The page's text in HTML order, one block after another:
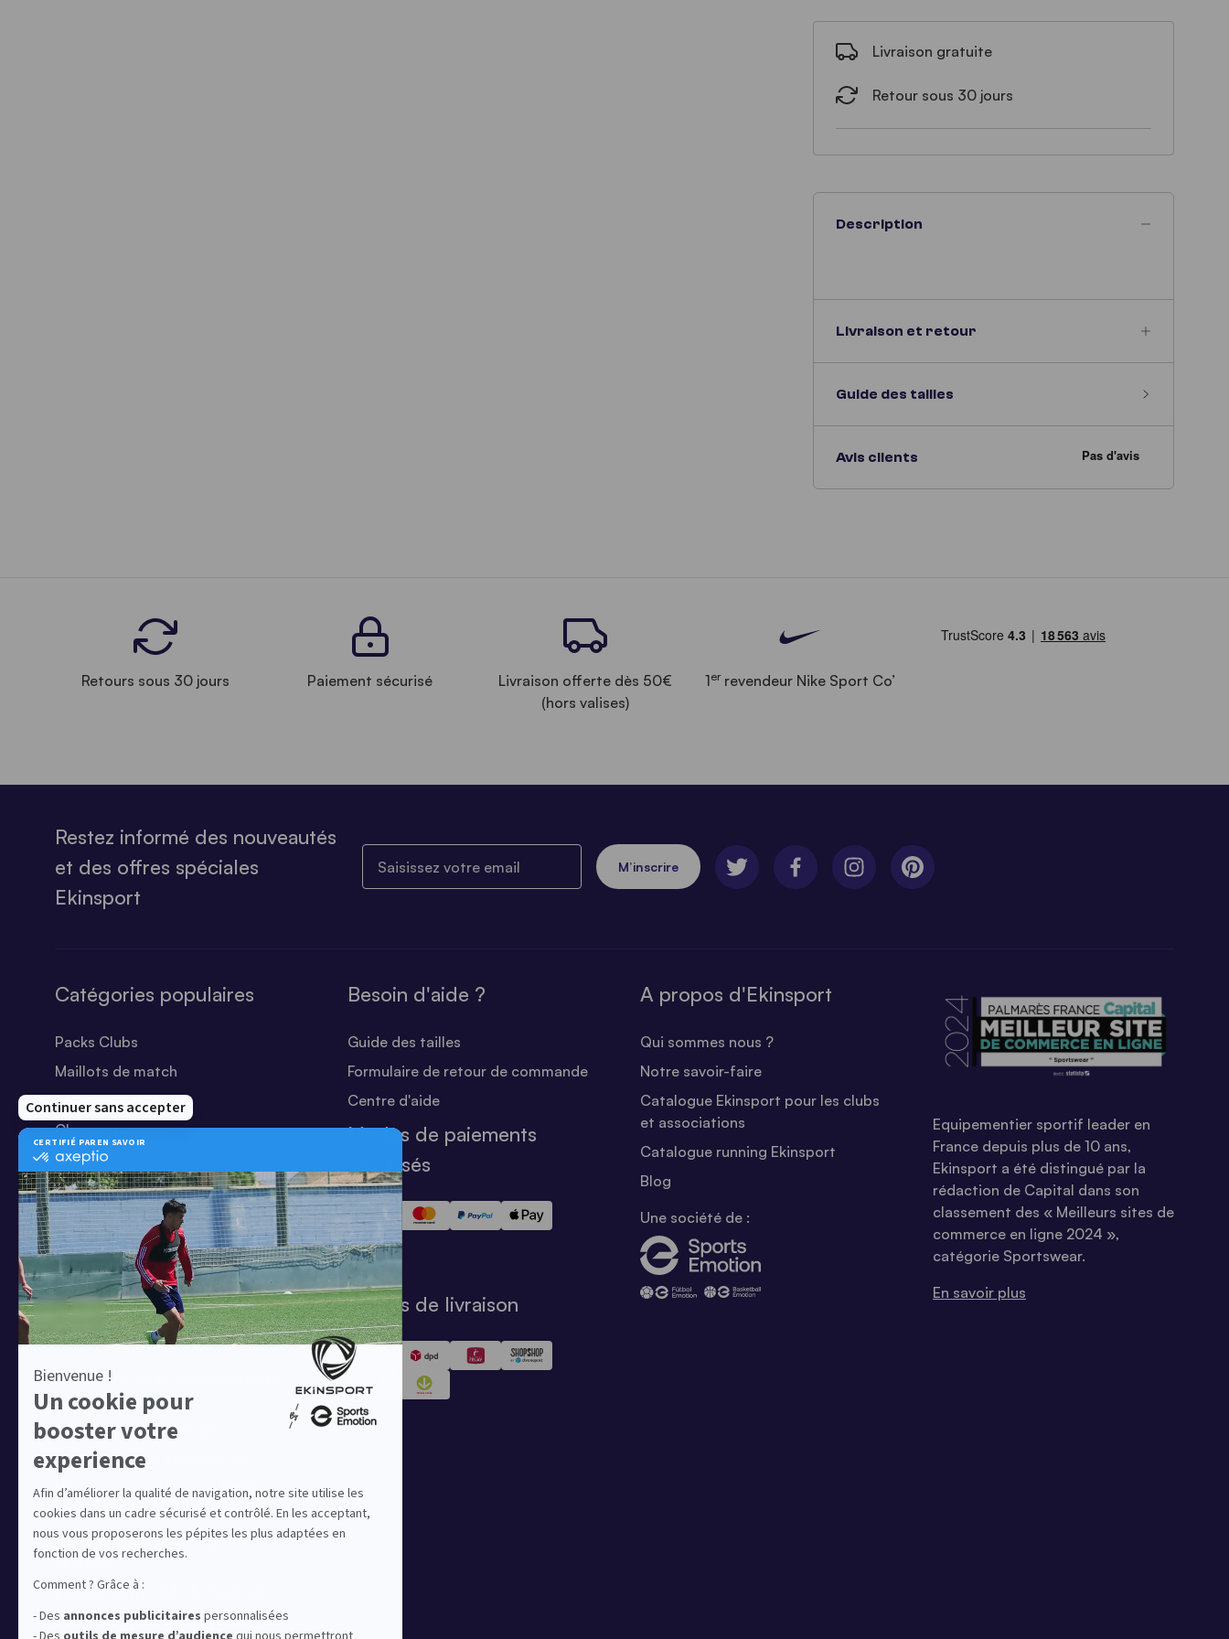
Livraison gratuite
Retour sous 30 jours
Description
Livraison et retour
Guide des tailles
Avis clients
Retours sous 30 jours Paiement sécurisé
Livraison offerte dès 50€
(hors valises)
1errevendeur Nike Sport Co’
Restez informé des nouveautés
et des offres spéciales
Ekinsport
M’inscrire
Catégories populaires
Packs Clubs
Maillots de match
Equipements Clubs
Chaussures
Shorts
Football
Chaussettes
T-shirts
Tenues de match
Offres clubs
Ensembles sport & lifestyle à prix
réduit
Collection Nike Park 26
Collection Nike Academy 25
Nike Kitbuilder | Tenues 100%
personnalisées pour les clubs
Notre offre dédiée au sport
amateur
Equipez votre club de football
Equipez votre club de basket
Besoin d'aide ?
Guide des tailles
Formulaire de retour de commande
Centre d'aide
Modes de paiements
sécurisés
Modes de livraison
A propos d'Ekinsport
Qui sommes nous ?
Notre savoir-faire
Catalogue Ekinsport pour les clubs
et associations
Catalogue running Ekinsport
Blog
Une société de :
Equipementier sportif leader en
France depuis plus de 10 ans,
Ekinsport a été distingué par la
rédaction de Capital dans son
classement des « Meilleurs sites de
commerce en ligne 2024 »,
catégorie Sportswear.
En savoir plus